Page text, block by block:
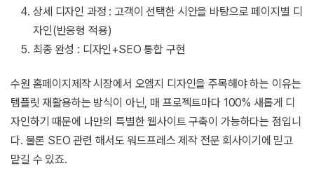
상세 디자인 과정 : 고객이 선택한 시안을 바탕으로 페이지별 디
자인(반응형 적용)
최종 완성 : 디자인+SEO 통합 구현
수원 홈페이지제작 시장에서 오엠지 디자인을 주목해야 하는 이유는
템플릿 재활용하는 방식이 아닌, 매 프로젝트마다 100% 새롭게 디
자인하기 때문에 나만의 특별한 웹사이트 구축이 가능하다는 점입니
다. 물론 SEO 관련 해서도 워드프레스 제작 전문 회사이기에 믿고
맡길 수 있죠.